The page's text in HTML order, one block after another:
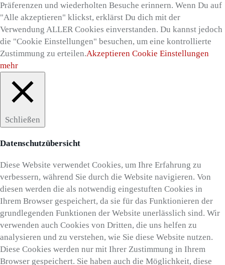
Präferenzen und wiederholten Besuche erinnern. Wenn Du auf
"Alle akzeptieren" klickst, erklärst Du dich mit der
Verwendung ALLER Cookies einverstanden. Du kannst jedoch
die "Cookie Einstellungen" besuchen, um eine kontrollierte
Zustimmung zu erteilen.Akzeptieren Cookie Einstellungen
mehr
Schließen
Datenschutzübersicht
Diese Website verwendet Cookies, um Ihre Erfahrung zu
verbessern, während Sie durch die Website navigieren. Von
diesen werden die als notwendig eingestuften Cookies in
Ihrem Browser gespeichert, da sie für das Funktionieren der
grundlegenden Funktionen der Website unerlässlich sind. Wir
verwenden auch Cookies von Dritten, die uns helfen zu
analysieren und zu verstehen, wie Sie diese Website nutzen.
Diese Cookies werden nur mit Ihrer Zustimmung in Ihrem
Browser gespeichert. Sie haben auch die Möglichkeit, diese